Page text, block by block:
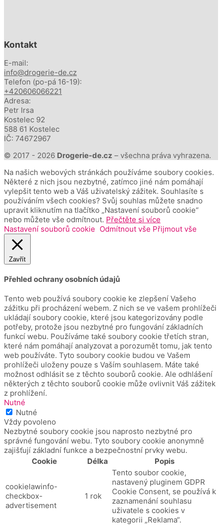
Kontakt
E-mail:
info@drogerie-de.cz
Telefon (po-pá 16-19):
+420606066221
Adresa:
Petr Irsa
Kostelec 92
588 61 Kostelec
IČ: 74672967
© 2017 - 2026 Drogerie-de.cz – všechna práva vyhrazena.
Na našich webových stránkách používáme soubory cookies.
Některé z nich jsou nezbytné, zatímco jiné nám pomáhají
vylepšit tento web a Váš uživatelský zážitek. Souhlasíte s
používáním všech cookies? Svůj souhlas můžete snadno
upravit kliknutím na tlačítko „Nastavení souborů cookie“
nebo můžete vše odmítnout. Přečtěte si více
Nastavení souborů cookie Odmítnout vše Přijmout vše
Zavřít
Přehled ochrany osobních údajů
Tento web používá soubory cookie ke zlepšení Vašeho
zážitku při procházení webem. Z nich se ve vašem prohlížeči
ukládají soubory cookie, které jsou kategorizovány podle
potřeby, protože jsou nezbytné pro fungování základních
funkcí webu. Používáme také soubory cookie třetích stran,
které nám pomáhají analyzovat a porozumět tomu, jak tento
web používáte. Tyto soubory cookie budou ve Vašem
prohlížeči uloženy pouze s Vaším souhlasem. Máte také
možnost odhlásit se z těchto souborů cookie. Ale odhlášení
některých z těchto souborů cookie může ovlivnit Váš zážitek
z prohlížení.
Nutné
Nutné
Vždy povoleno
Nezbytné soubory cookie jsou naprosto nezbytné pro
správné fungování webu. Tyto soubory cookie anonymně
zajišťují základní funkce a bezpečnostní prvky webu.
Cookie
Délka Popis
cookielawinfo-
checkbox-
advertisement
1 rok
Tento soubor cookie,
nastavený pluginem GDPR
Cookie Consent, se používá k
zaznamenání souhlasu
uživatele s cookies v
kategorii „Reklama“.